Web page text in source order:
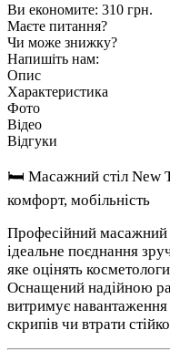
Ви економите: 310 грн.
Маєте питання?
Чи може знижку?
Напишіть нам:
Опис
Характеристика
Фото
Відео
Відгуки
🛏️ Масажний стіл New
комфорт, мобільність
Професійний масажний
ідеальне поєднання
яке оцінять
Оснащений надійною
витримує
скрипів чи втрати